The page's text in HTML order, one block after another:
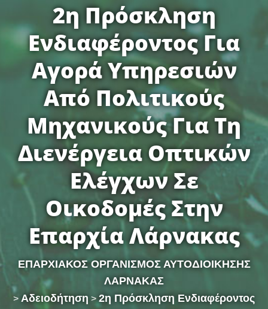
2η Πρόσκληση
Ενδιαφέροντος Για
Αγορά Υπηρεσιών
Από Πολιτικούς
Μηχανικούς Για Τη
Διενέργεια Οπτικών
Ελέγχων Σε
Οικοδομές Στην
Επαρχία Λάρνακας
ΕΠΑΡΧΙΑΚΟΣ ΟΡΓΑΝΙΣΜΟΣ ΑΥΤΟΔΙΟΙΚΗΣΗΣ
ΛΑΡΝΑΚΑΣ
> Αδειοδήτηση > 2η Πρόσκληση Ενδιαφέροντος